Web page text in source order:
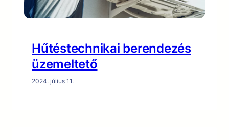
Hűtéstechnikai berendezés
üzemeltető
2024. július 11.